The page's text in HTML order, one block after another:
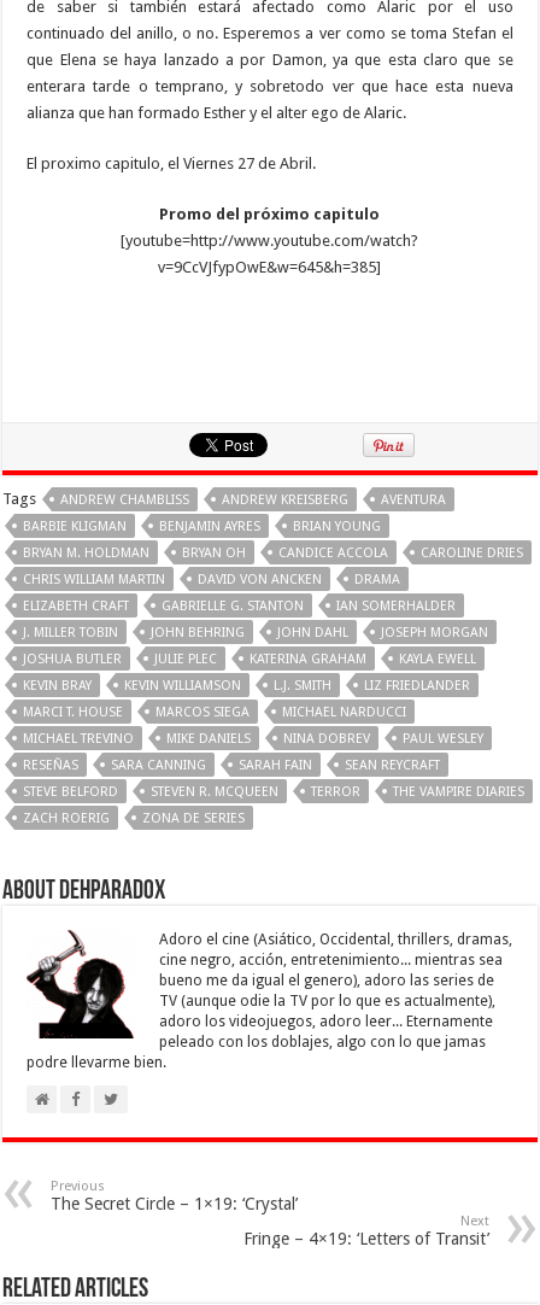
de saber si también estará afectado como Alaric por el uso
continuado del anillo, o no. Esperemos a ver como se toma Stefan el
que Elena se haya lanzado a por Damon, ya que esta claro que se
enterara tarde o temprano, y sobretodo ver que hace esta nueva
alianza que han formado Esther y el alter ego de Alaric.
El proximo capitulo, el Viernes 27 de Abril.
Promo del próximo capitulo
[youtube=http://www.youtube.com/watch?
v=9CcVJfypOwE&w=645&h=385]
Tags ANDREW CHAMBLISS ANDREW KREISBERG
AVENTURA
BARBIE KLIGMAN
BENJAMIN AYRES
BRIAN YOUNG
BRYAN M. HOLDMAN
BRYAN OH CANDICE ACCOLA
CAROLINE DRIES
CHRIS WILLIAM MARTIN
DAVID VON ANCKEN
DRAMA
ELIZABETH CRAFT
GABRIELLE G. STANTON
IAN SOMERHALDER
J. MILLER TOBIN
JOHN BEHRING JOHN DAHL
JOSEPH MORGAN
JOSHUA BUTLER
JULIE PLEC KATERINA GRAHAM
KAYLA EWELL
KEVIN BRAY
KEVIN WILLIAMSON L.J. SMITH
LIZ FRIEDLANDER
MARCI T. HOUSE
MARCOS SIEGA
MICHAEL NARDUCCI
MICHAEL TREVINO
MIKE DANIELS NINA DOBREV
PAUL WESLEY
RESEÑAS
SARA CANNING SARAH FAIN
SEAN REYCRAFT
STEVE BELFORD
STEVEN R. MCQUEEN TERROR
THE VAMPIRE DIARIES
ZACH ROERIG
ZONA DE SERIES
About Dehparadox
Adoro el cine (Asiático, Occidental, thrillers, dramas,
cine negro, acción, entretenimiento... mientras sea
bueno me da igual el genero), adoro las series de
TV (aunque odie la TV por lo que es actualmente),
adoro los videojuegos, adoro leer... Eternamente
peleado con los doblajes, algo con lo que jamas
podre llevarme bien.
Previous
The Secret Circle – 1×19: ‘Crystal’
Next
Fringe – 4×19: ‘Letters of Transit’
Related Articles